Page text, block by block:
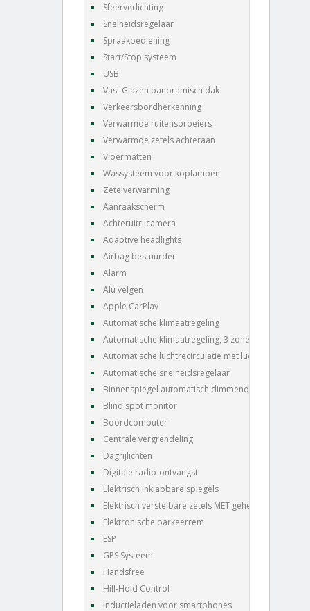
Sfeerverlichting
Snelheidsregelaar
Spraakbediening
Start/Stop systeem
USB
Vast Glazen panoramisch dak
Verkeersbordherkenning
Verwarmde ruitensproeiers
Verwarmde zetels achteraan
Vloermatten
Wassysteem voor koplampen
Zetelverwarming
Aanraakscherm
Achteruitrijcamera
Adaptive headlights
Airbag bestuurder
Alarm
Alu velgen
Apple CarPlay
Automatische klimaatregeling
Automatische klimaatregeling, 3 zones
Automatische luchtrecirculatie met luchtkwaliteits
Automatische snelheidsregelaar
Binnenspiegel automatisch dimmend
Blind spot monitor
Boordcomputer
Centrale vergrendeling
Dagrijlichten
Digitale radio-ontvangst
Elektrisch inklapbare spiegels
Elektrisch verstelbare zetels MET geheugen
Elektronische parkeerrem
ESP
GPS Systeem
Handsfree
Hill-Hold Control
Inductieladen voor smartphones